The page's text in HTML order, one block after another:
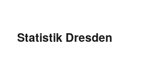
Statistik Dresden